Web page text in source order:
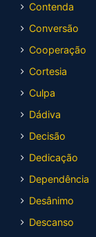
Contenda
Conversão
Cooperação
Cortesia
Culpa
Dádiva
Decisão
Dedicação
Dependência
Desânimo
Descanso